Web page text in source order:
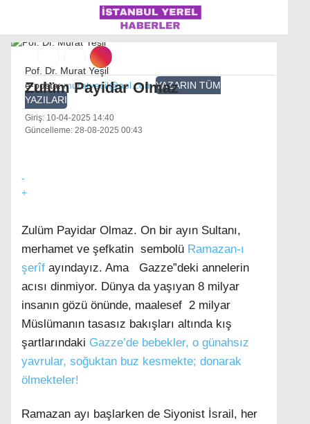
WhatsApp İhbar Hattı
İSTANBUL
POLITIKA
SAĞLIK
SOSYAL MEDYA
DÜNYA
Pof. Dr. Murat Yeşil
e-posta:muratyesil@aol.com YAZARIN TÜM
YAZILARI
Zulüm Payidar Olmaz
Giriş: 10-04-2025 14:40
Güncelleme: 28-08-2025 00:43
-
+
Zulüm Payidar Olmaz. On bir ayın Sultanı,
merhamet ve şefkatin sembolü Ramazan-ı
şerîf ayındayız. Ama Gazze”deki annelerin
acısı dinmiyor. Dünya da yaşıyan 8 milyar
insanın gözü önünde, maalesef 2 milyar
Müslümanın tasasız bakışları altında kış
şartlarındaki Gazze’de bebekler, o günahsız
yavrular, soğuktan buz kesmekte; donarak
ölmekteler!
Ramazan ayı başlarken de Siyonist İsrail, her